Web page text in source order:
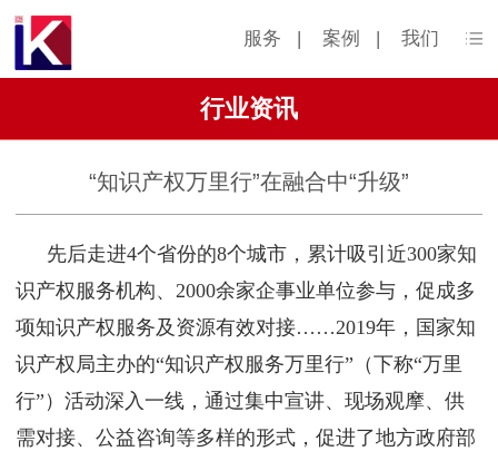
服务 | 案例 | 我们
行业资讯
“知识产权万里行”在融合中“升级”
先后走进4个省份的8个城市，累计吸引近300家知
识产权服务机构、2000余家企事业单位参与，促成多
项知识产权服务及资源有效对接……2019年，国家知
识产权局主办的“知识产权服务万里行”（下称“万里
行”）活动深入一线，通过集中宣讲、现场观摩、供
需对接、公益咨询等多样的形式，促进了地方政府部